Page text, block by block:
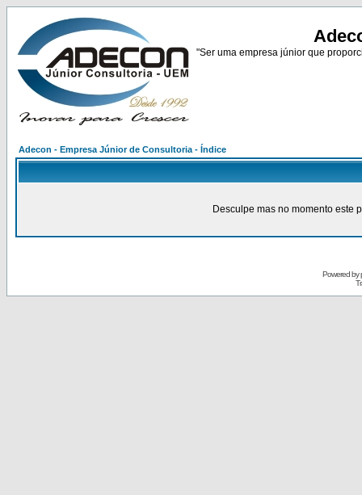
"Ser uma empresa júnior que
Adecon - Empresa Júnior de Consultoria - Índice
Desculpe mas no momento este
Powered by